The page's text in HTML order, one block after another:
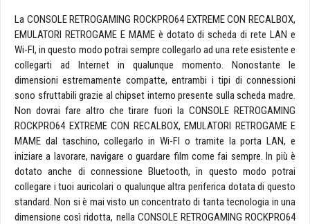
La CONSOLE RETROGAMING ROCKPRO64 EXTREME CON RECALBOX,
EMULATORI RETROGAME E MAME è dotato di scheda di rete LAN e
Wi-FI, in questo modo potrai sempre collegarlo ad una rete esistente e
collegarti ad Internet in qualunque momento. Nonostante le
dimensioni estremamente compatte, entrambi i tipi di connessioni
sono sfruttabili grazie al chipset interno presente sulla scheda madre.
Non dovrai fare altro che tirare fuori la CONSOLE RETROGAMING
ROCKPRO64 EXTREME CON RECALBOX, EMULATORI RETROGAME E
MAME dal taschino, collegarlo in Wi-FI o tramite la porta LAN, e
iniziare a lavorare, navigare o guardare film come fai sempre. In più è
dotato anche di connessione Bluetooth, in questo modo potrai
collegare i tuoi auricolari o qualunque altra periferica dotata di questo
standard. Non si è mai visto un concentrato di tanta tecnologia in una
dimensione così ridotta, nella CONSOLE RETROGAMING ROCKPRO64